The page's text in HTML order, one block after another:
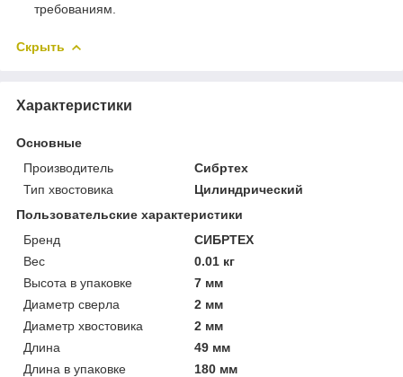
требованиям.
Скрыть
Характеристики
Основные
Производитель
Сибртех
Тип хвостовика
Цилиндрический
Пользовательские характеристики
Бренд
СИБРТЕХ
Вес
0.01 кг
Высота в упаковке
7 мм
Диаметр сверла
2 мм
Диаметр хвостовика
2 мм
Длина
49 мм
Длина в упаковке
180 мм